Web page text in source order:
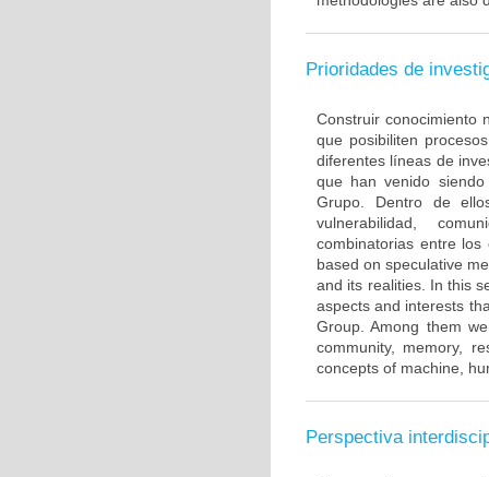
Prioridades de
Construir conocimiento
que posibiliten
diferentes líneas de
que han venido
Grupo. Dentro de
vulnerabilidad,
combinatorias entre
based on speculative
and its realities. In this
aspects and interests
Group. Among them
community, memory,
concepts of machine,
Perspectiva